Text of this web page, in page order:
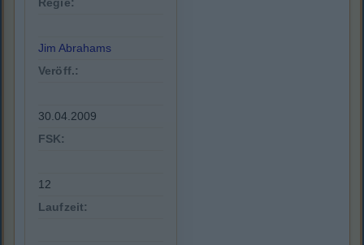
Regie:
Jim Abrahams
Veröff.:
30.04.2009
FSK:
12
Laufzeit: